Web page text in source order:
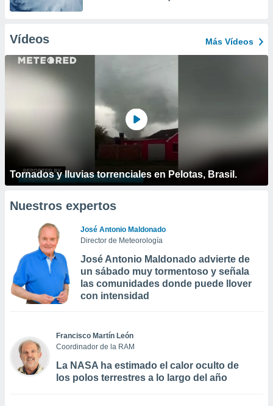
Vídeos Más Vídeos
Tornados y lluvias torrenciales en Pelotas, Brasil.
Nuestros expertos
José Antonio Maldonado
Director de Meteorología
José Antonio Maldonado advierte de
un sábado muy tormentoso y señala
las comunidades donde puede llover
con intensidad
Francisco Martín León
Coordinador de la RAM
La NASA ha estimado el calor oculto de
los polos terrestres a lo largo del año